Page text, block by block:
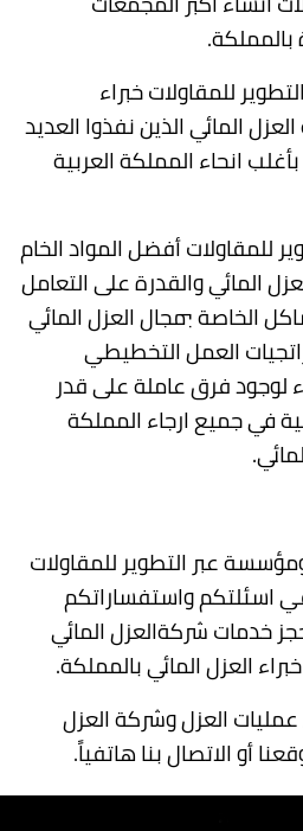
للمقاولات خبراء
المائي الذين نفذوا العديد
انحاء المملكة العربية
للمقاولات أفضل المواد الخام
المائي والقدرة على التعامل
الخاصة بمجال العزل المائي
العمل التخطيطي
لوجود فرق عاملة على قدر
في جميع ارجاء المملكة
عبر التطوير للمقاولات
اسئلتكم واستفساراتكم
خدمات شركةالعزل المائي
العزل المائي بالمملكة.
العزل وشركة العزل
أو الاتصال بنا هاتفياً.